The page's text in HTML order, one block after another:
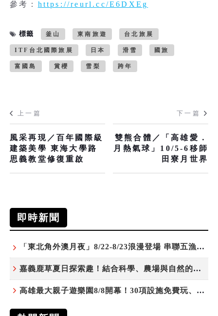
參考： https://reurl.cc/E6DXEg
標籤 釜山 東南旅遊 台北旅展
ITF台北國際旅展 日本 滑雪 國旅
富國島 賞櫻 雪梨 跨年
上一篇
風采再現／百年國際級
建築美學 東海大學路
思義教堂修復重啟
下一篇
雙熊合體／「高雄愛．
月熱氣球」10/5-6移師
田寮月世界
即時新聞
「東北角外澳月夜」8/22-8/23浪漫登場 串聯五漁村、音樂、市集、火舞與慢旅共度夏夜
嘉義鹿草夏日探索趣！結合科學、農場與自然的親子小旅行
高雄最大親子遊樂園8/8開幕！30項設施免費玩、YOYO家族嗨翻暑假